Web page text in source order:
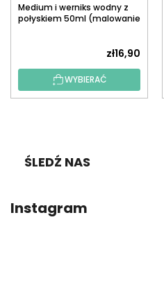
Medium i werniks wodny z
połyskiem 50ml (malowanie
zł16,90
WYBIERAĆ
ŚLEDŹ NAS
Instagram